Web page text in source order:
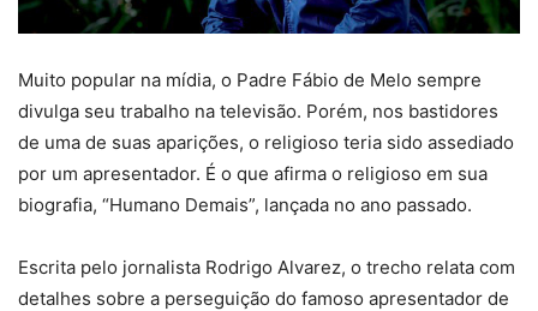
Muito popular na mídia, o Padre Fábio de Melo sempre
divulga seu trabalho na televisão. Porém, nos bastidores
de uma de suas aparições, o religioso teria sido assediado
por um apresentador. É o que afirma o religioso em sua
biografia, “Humano Demais”, lançada no ano passado.
Escrita pelo jornalista Rodrigo Alvarez, o trecho relata com
detalhes sobre a perseguição do famoso apresentador de